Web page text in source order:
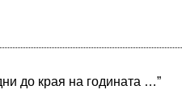
до края на годината …”